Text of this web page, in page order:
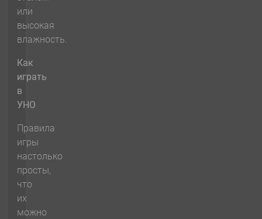
или
высокая
влажность.
Как
играть
в
УНО
Правила
игры
настолько
просты,
что
их
можно